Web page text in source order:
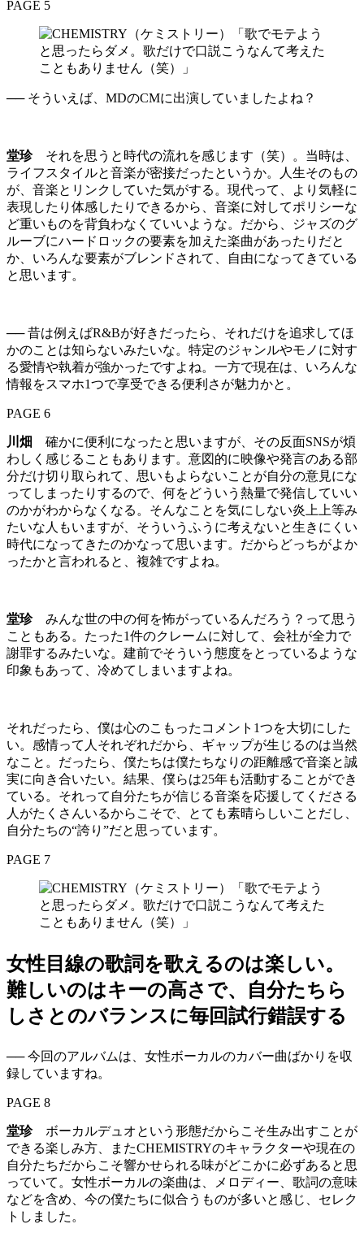
PAGE 5
── そういえば、MDのCMに出演していましたよね？
堂珍それを思うと時代の流れを感じます（笑）。当時は、
ライフスタイルと音楽が密接だったというか。人生そのもの
が、音楽とリンクしていた気がする。現代って、より気軽に
表現したり体感したりできるから、音楽に対してポリシーな
ど重いものを背負わなくていいような。だから、ジャズのグ
ルーブにハードロックの要素を加えた楽曲があったりだと
か、いろんな要素がブレンドされて、自由になってきている
と思います。
── 昔は例えばR&Bが好きだったら、それだけを追求してほ
かのことは知らないみたいな。特定のジャンルやモノに対す
る愛情や執着が強かったですよね。一方で現在は、いろんな
情報をスマホ1つで享受できる便利さが魅力かと。
PAGE 6
川畑
確かに便利になったと思いますが、その反面SNSが煩
わしく感じることもあります。意図的に映像や発言のある部
分だけ切り取られて、思いもよらないことが自分の意見にな
ってしまったりするので、何をどういう熱量で発信していい
のかがわからなくなる。そんなことを気にしない炎上上等み
たいな人もいますが、そういうふうに考えないと生きにくい
時代になってきたのかなって思います。だからどっちがよか
ったかと言われると、複雑ですよね。
堂珍みんな世の中の何を怖がっているんだろう？って思う
こともある。たった1件のクレームに対して、会社が全力で
謝罪するみたいな。建前でそういう態度をとっているような
印象もあって、冷めてしまいますよね。
それだったら、僕は心のこもったコメント1つを大切にした
い。感情って人それぞれだから、ギャップが生じるのは当然
なこと。だったら、僕たちは僕たちなりの距離感で音楽と誠
実に向き合いたい。結果、僕らは25年も活動することができ
ている。それって自分たちが信じる音楽を応援してくださる
人がたくさんいるからこそで、とても素晴らしいことだし、
自分たちの“誇り”だと思っています。
PAGE 7
女性目線の歌詞を歌えるのは楽しい。
難しいのはキーの高さで、自分たちら
しさとのバランスに毎回試行錯誤する
── 今回のアルバムは、女性ボーカルのカバー曲ばかりを収
録していますね。
PAGE 8
堂珍ボーカルデュオという形態だからこそ生み出すことが
できる楽しみ方、またCHEMISTRYのキャラクターや現在の
自分たちだからこそ響かせられる味がどこかに必ずあると思
っていて。女性ボーカルの楽曲は、メロディー、歌詞の意味
などを含め、今の僕たちに似合うものが多いと感じ、セレク
トしました。